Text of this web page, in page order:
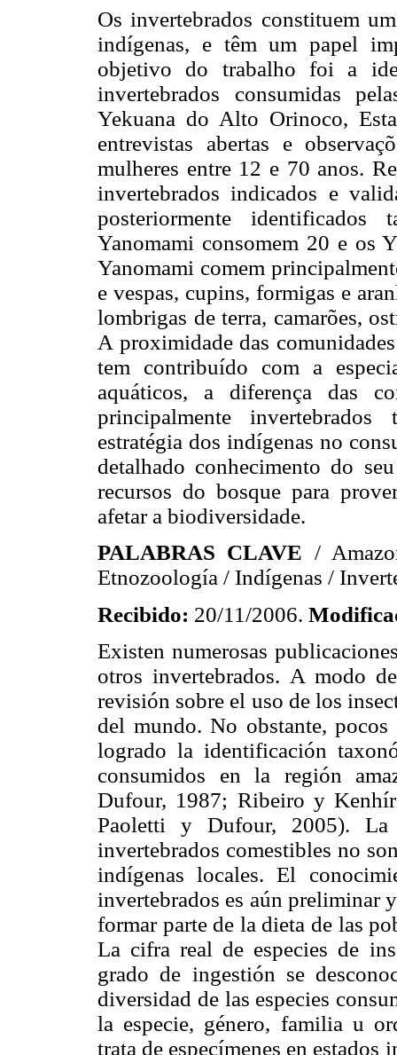
Os invertebrados constituem
indígenas, e têm um papel
objetivo do trabalho foi a
invertebrados consumidas
Yekuana do Alto Orinoco,
entrevistas abertas e
mulheres entre 12 e 70 anos.
invertebrados indicados e
posteriormente identificados
Yanomami consomem 20 e os
Yanomami comem
e vespas, cupins, formigas e
lombrigas de terra, camarões,
A proximidade das
tem contribuído com a
aquáticos, a diferença das
principalmente
estratégia dos indígenas no
detalhado conhecimento do
recursos do bosque para
afetar a biodiversidade.
PALABRAS CLAVE /
Etnozoología / Indígenas /
Recibido: 20/11/2006.
Existen numerosas
otros invertebrados. A modo
revisión sobre el uso de los
del mundo. No obstante, pocos
logrado la identificación
consumidos en la región
Dufour, 1987; Ribeiro y
Paoletti y Dufour, 2005).
invertebrados comestibles no
indígenas locales. El
invertebrados es aún preliminar
formar parte de la dieta de las
La cifra real de especies de
grado de ingestión se
diversidad de las especies
la especie, género, familia u
trata de especímenes en